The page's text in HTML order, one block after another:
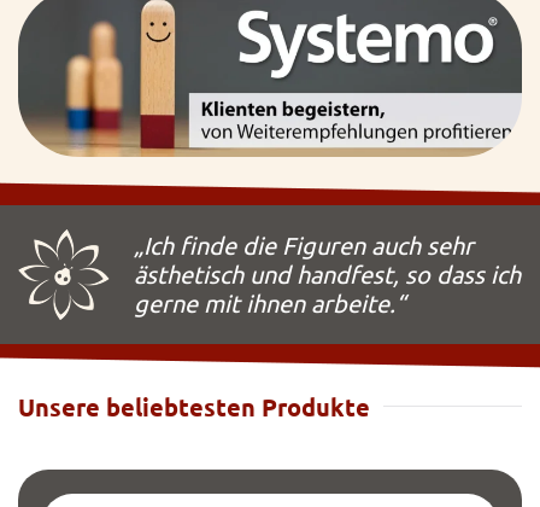
„Ich finde die Figuren auch sehr
ästhetisch und handfest, so dass ich
gerne mit ihnen arbeite.“
Unsere beliebtesten Produkte